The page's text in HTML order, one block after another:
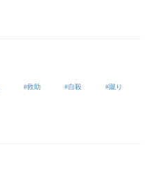
救助 自殺 蹴り